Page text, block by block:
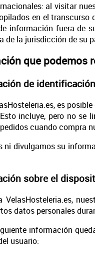
al visitar
en el
información fuera de
de la jurisdicción de su
que podemos
de
es
incluye, pero no se
cuando compra
ni divulgamos su
sobre el
VelasHosteleria.es,
datos personales
información
usuario: